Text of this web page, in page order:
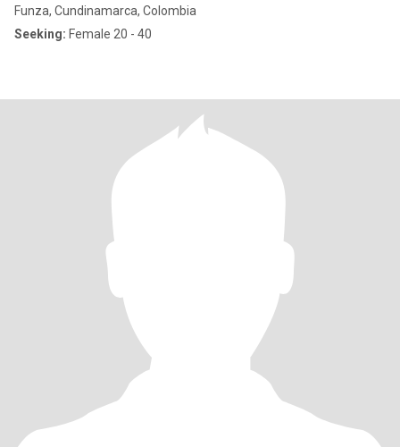
Funza, Cundinamarca, Colombia
Seeking: Female 20 - 40